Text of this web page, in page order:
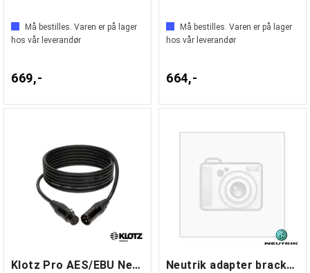
Må bestilles. Varen er på lager
hos vår leverandør
669,-
Må bestilles. Varen er på lager
hos vår leverandør
664,-
Klotz Pro AES/EBU Neutrik XLR Neutrik adapter bracket set